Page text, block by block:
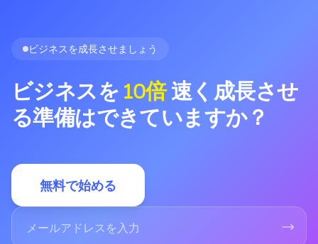
ビジネスを成長させましょう
ビジネスを 10倍速く成長させ
る準備はできていますか？
無料で始める